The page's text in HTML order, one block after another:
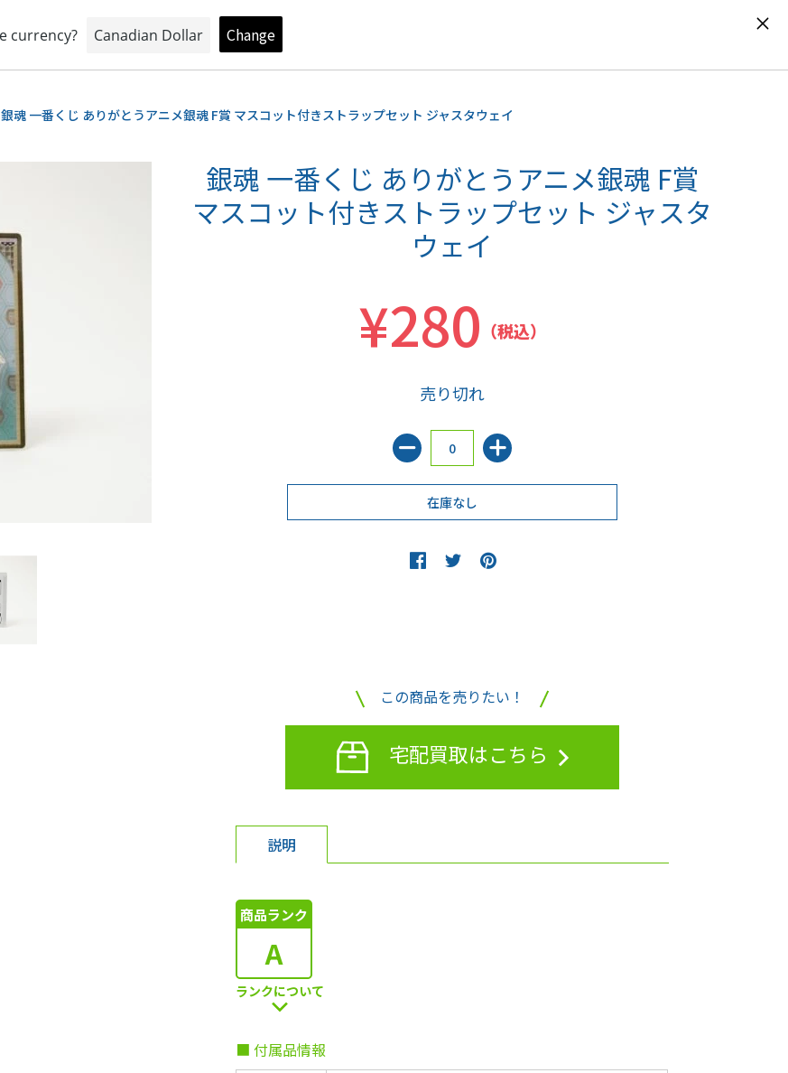
トイプラネットオンラインショップ
銀魂 一番くじ ありがとうアニメ銀魂 F賞 マスコット付きストラップセット ジャスタウェイ
銀魂 一番くじ ありがとうアニメ銀魂 F賞
マスコット付きストラップセット ジャスタ
ウェイ
¥280 （税込）
売り切れ
この商品を売りたい！
宅配買取はこちら
説明
商品ランク
A
ランクについて
■ 付属品情報